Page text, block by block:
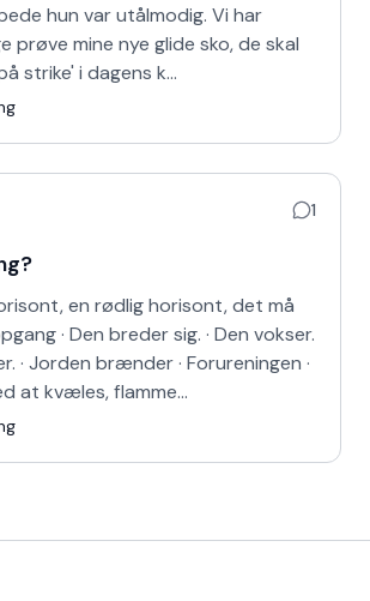
hun var utålmodig. Vi har
prøve mine nye glide sko, de skal
strike' i dagens k…
1
en rødlig horisont, det må
· Den breder sig. · Den vokser.
· Jorden brænder · Forureningen ·
at kvæles, flamme…